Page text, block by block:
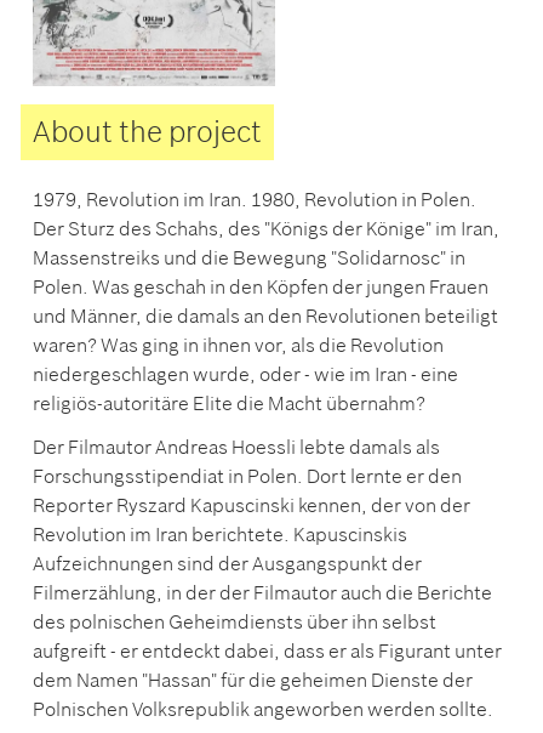
About the project
1979, Revolution im Iran. 1980, Revolution in Polen.
Der Sturz des Schahs, des "Königs der Könige" im Iran,
Massenstreiks und die Bewegung "Solidarnosc" in
Polen. Was geschah in den Köpfen der jungen Frauen
und Männer, die damals an den Revolutionen beteiligt
waren? Was ging in ihnen vor, als die Revolution
niedergeschlagen wurde, oder - wie im Iran - eine
religiös-autoritäre Elite die Macht übernahm?
Der Filmautor Andreas Hoessli lebte damals als
Forschungsstipendiat in Polen. Dort lernte er den
Reporter Ryszard Kapuscinski kennen, der von der
Revolution im Iran berichtete. Kapuscinskis
Aufzeichnungen sind der Ausgangspunkt der
Filmerzählung, in der der Filmautor auch die Berichte
des polnischen Geheimdiensts über ihn selbst
aufgreift - er entdeckt dabei, dass er als Figurant unter
dem Namen "Hassan" für die geheimen Dienste der
Polnischen Volksrepublik angeworben werden sollte.